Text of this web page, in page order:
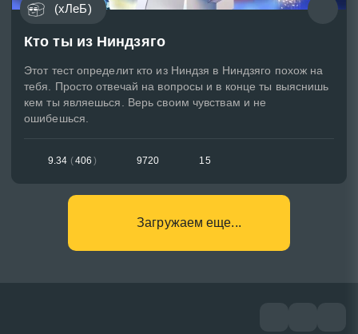
(хЛеБ)
Кто ты из Ниндзяго
Этот тест определит кто из Ниндзя в Ниндзяго похож на
тебя. Просто отвечай на вопросы и в конце ты выяснишь
кем ты являешься. Верь своим чувствам и не
ошибешься.
9.34 (406 ) 9720 15
Загружаем еще...